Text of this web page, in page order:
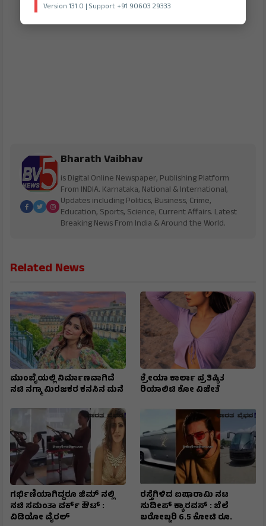
Bharath Vaibhav
is Digital Online Newspaper, Publishing Platform
From INDIA. Karnataka, National & International,
Updates including Politics, Business, Crime,
Education, Sports, Science, Current Affairs. Latest
Breaking News From India & Around the World.
Related News
ಮುಂಬೈಯಲ್ಲಿ ನಿರ್ಮಾಣವಾಗಿದೆ
ನಟಿ ನಗ್ಮಾ ಮಿರಜಕರ ಕನಸಿನ ಮನೆ
ಶ್ರೇಯಾ ಕಾರ್ಲಾ ಪ್ರತಿಷ್ಠಿತ
ರಿಯಾಲಿಟಿ ಶೋ ವಿಜೇತೆ
ಗರ್ಭಿಣಿಯಾಗಿದ್ದರೂ ಜಿಮ್ ನಲ್ಲಿ
ನಟಿ ಸಮಂತಾ ವರ್ಕ್ ಔಟ್ :
ವಿಡಿಯೋ ವೈರಲ್
ರಸ್ತೆಗಿಳಿದ ಐಷಾರಾಮಿ ನಟ
ಸುದೀಪ್ ಕ್ಯಾರವನ್ : ಬೆಲೆ
ಬರೋಬ್ಬರಿ 6.5 ಕೋಟಿ ರೂ.
Version 131.0 | Support +91 90603 29333